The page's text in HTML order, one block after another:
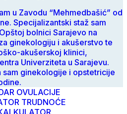
u Zavodu “Mehmedbašić” od
Specijalizantski staž sam
bolnici Sarajevo na
ginekologiju i akušerstvo te
akušerskoj klinici,
Univerziteta u Sarajevu.
sam ginekologije i opstetricije
OVULACIJE
TRUDNOĆE